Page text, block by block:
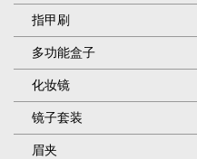
指甲刷
多功能盒子
化妆镜
镜子套装
眉夹